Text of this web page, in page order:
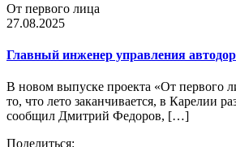
От первого лица
27.08.2025
Главный инженер управления
В новом выпуске проекта «От первого
то, что лето заканчивается, в Карелии
сообщил Дмитрий Федоров, […]
Поделиться: